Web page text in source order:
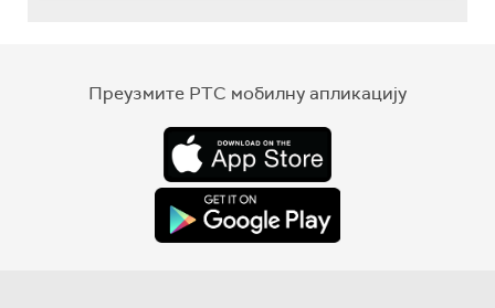
Преузмите РТС мобилну апликацију